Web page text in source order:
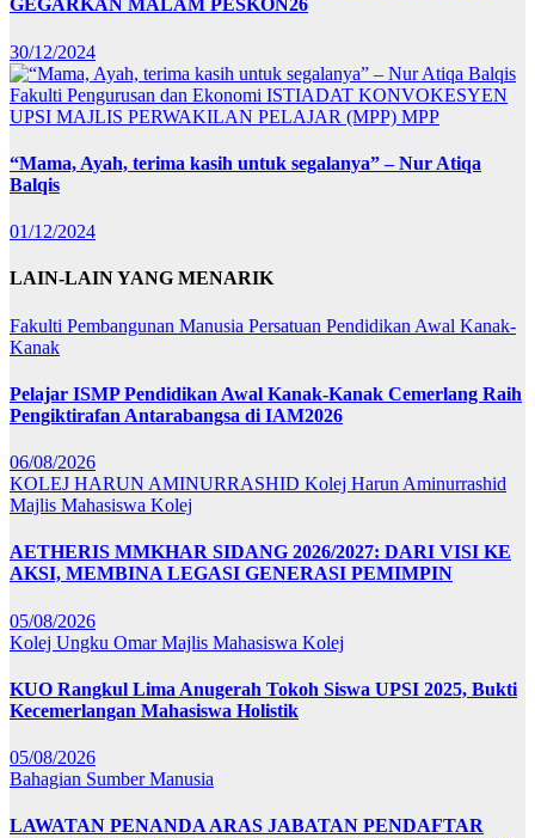
GEGARKAN MALAM PESKON26
30/12/2024
Fakulti Pengurusan dan Ekonomi ISTIADAT KONVOKESYEN
UPSI MAJLIS PERWAKILAN PELAJAR (MPP) MPP
“Mama, Ayah, terima kasih untuk segalanya” – Nur Atiqa
Balqis
01/12/2024
LAIN-LAIN YANG MENARIK
Fakulti Pembangunan Manusia Persatuan Pendidikan Awal Kanak-
Kanak
Pelajar ISMP Pendidikan Awal Kanak-Kanak Cemerlang Raih
Pengiktirafan Antarabangsa di IAM2026
06/08/2026
KOLEJ HARUN AMINURRASHID Kolej Harun Aminurrashid
Majlis Mahasiswa Kolej
AETHERIS MMKHAR SIDANG 2026/2027: DARI VISI KE
AKSI, MEMBINA LEGASI GENERASI PEMIMPIN
05/08/2026
Kolej Ungku OmarMajlis Mahasiswa Kolej
KUO Rangkul Lima Anugerah Tokoh Siswa UPSI 2025, Bukti
Kecemerlangan Mahasiswa Holistik
05/08/2026
Bahagian Sumber Manusia
LAWATAN PENANDA ARAS JABATAN PENDAFTAR